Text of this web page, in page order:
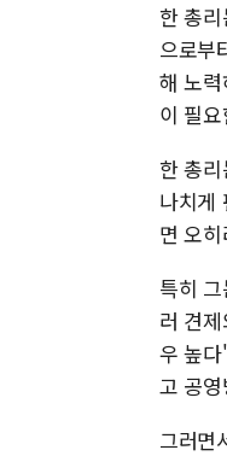
한 총
으로부
해 노
이 필
한 총
나치게
면 오
특히
러 견
우 높
고 공
그러면